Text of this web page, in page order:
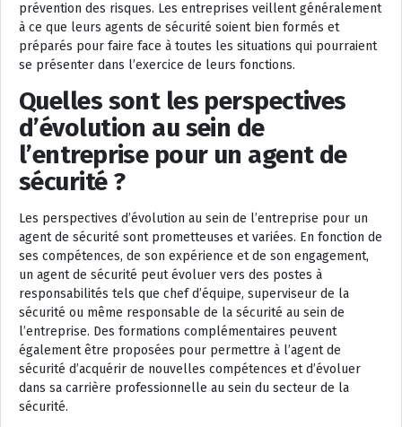
prévention des risques. Les entreprises veillent généralement
à ce que leurs agents de sécurité soient bien formés et
préparés pour faire face à toutes les situations qui pourraient
se présenter dans l’exercice de leurs fonctions.
Quelles sont les perspectives
d’évolution au sein de
l’entreprise pour un agent de
sécurité ?
Les perspectives d’évolution au sein de l’entreprise pour un
agent de sécurité sont prometteuses et variées. En fonction de
ses compétences, de son expérience et de son engagement,
un agent de sécurité peut évoluer vers des postes à
responsabilités tels que chef d’équipe, superviseur de la
sécurité ou même responsable de la sécurité au sein de
l’entreprise. Des formations complémentaires peuvent
également être proposées pour permettre à l’agent de
sécurité d’acquérir de nouvelles compétences et d’évoluer
dans sa carrière professionnelle au sein du secteur de la
sécurité.